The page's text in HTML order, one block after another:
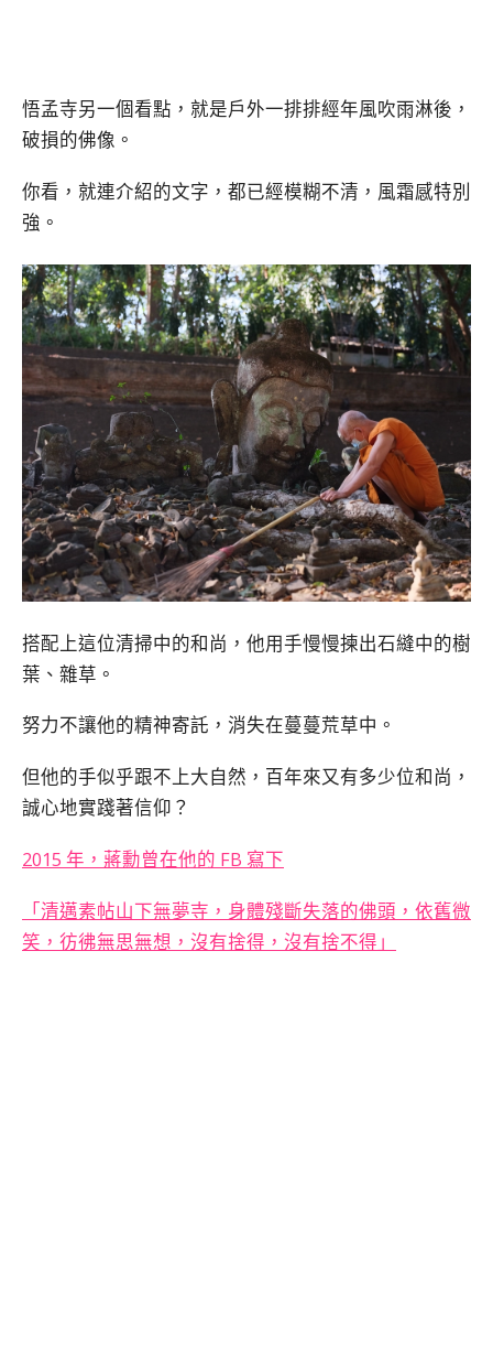
悟孟寺另一個看點，就是戶外一排排經年風吹雨淋後，
破損的佛像。
你看，就連介紹的文字，都已經模糊不清，風霜感特別
強。
搭配上這位清掃中的和尚，他用手慢慢揀出石縫中的樹
葉、雜草。
努力不讓他的精神寄託，消失在蔓蔓荒草中。
但他的手似乎跟不上大自然，百年來又有多少位和尚，
誠心地實踐著信仰？
2015 年，蔣勳曾在他的 FB 寫下
「清邁素帖山下無夢寺，身體殘斷失落的佛頭，依舊微
笑，彷彿無思無想，沒有捨得，沒有捨不得」